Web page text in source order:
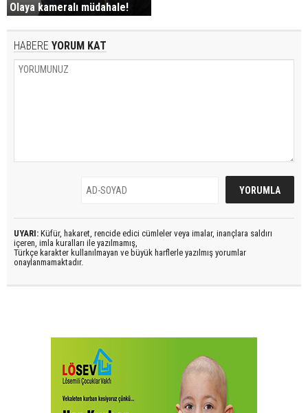
Olaya kameralı müdahale!
HABERE YORUM KAT
UYARI: Küfür, hakaret, rencide edici cümleler veya imalar, inançlara saldırı
içeren, imla kuralları ile yazılmamış,
Türkçe karakter kullanılmayan ve büyük harflerle yazılmış yorumlar
onaylanmamaktadır.